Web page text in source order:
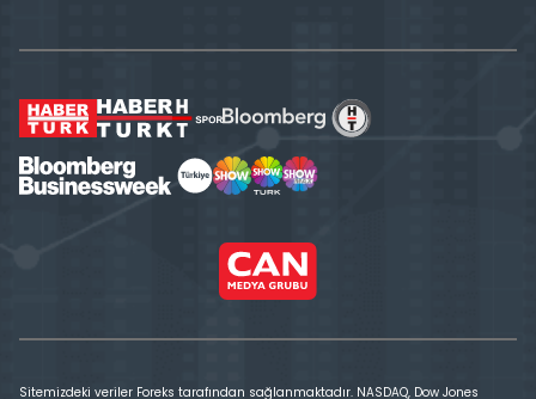
Sitemizdeki veriler Foreks tarafından sağlanmaktadır. NASDAQ, Dow Jones